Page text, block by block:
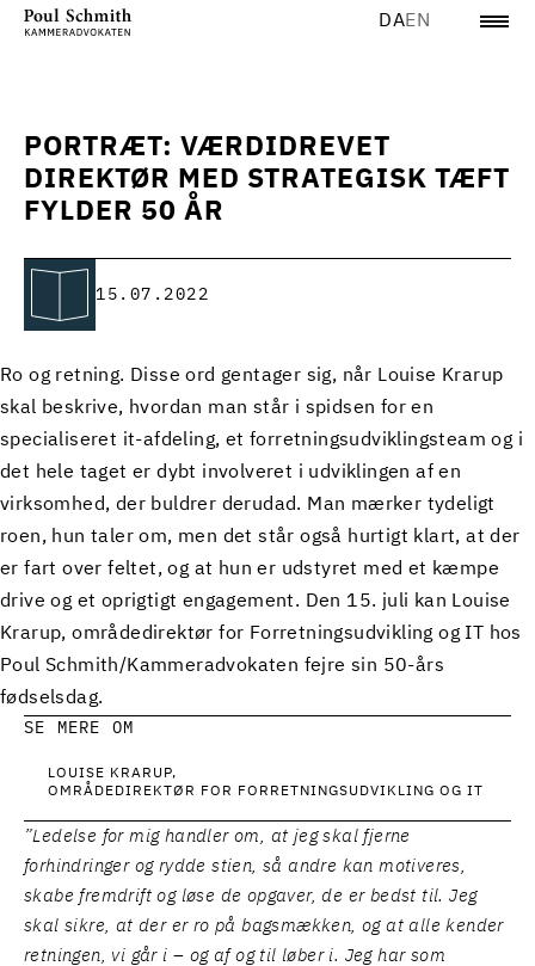
DAEN
PORTRÆT: VÆRDIDREVET
DIREKTØR MED STRATEGISK TÆFT
FYLDER 50 ÅR
15.07.2022
Ro og retning. Disse ord gentager sig, når Louise Krarup
skal beskrive, hvordan man står i spidsen for en
specialiseret it-afdeling, et forretningsudviklingsteam og i
det hele taget er dybt involveret i udviklingen af en
virksomhed, der buldrer derudad. Man mærker tydeligt
roen, hun taler om, men det står også hurtigt klart, at der
er fart over feltet, og at hun er udstyret med et kæmpe
drive og et oprigtigt engagement. Den 15. juli kan Louise
Krarup, områdedirektør for Forretningsudvikling og IT hos
Poul Schmith/Kammeradvokaten fejre sin 50-års
fødselsdag.
SE MERE OM
LOUISE KRARUP
OMRÅDEDIREKTØR FOR FORRETNINGSUDVIKLING OG IT
”Ledelse for mig handler om, at jeg skal fjerne
forhindringer og rydde stien, så andre kan motiveres,
skabe fremdrift og løse de opgaver, de er bedst til. Jeg
skal sikre, at der er ro på bagsmækken, og at alle kender
retningen, vi går i – og af og til løber i. Jeg har som